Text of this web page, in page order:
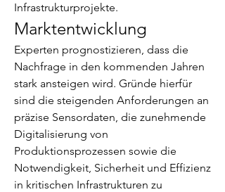
Infrastrukturprojekte.
Marktentwicklung
Experten prognostizieren, dass die
Nachfrage in den kommenden Jahren
stark ansteigen wird. Gründe hierfür
sind die steigenden Anforderungen an
präzise Sensordaten, die zunehmende
Digitalisierung von
Produktionsprozessen sowie die
Notwendigkeit, Sicherheit und Effizienz
in kritischen Infrastrukturen zu